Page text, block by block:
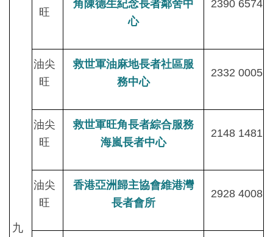
九
旺
角陳德生紀念長者鄰舍中
心
2390 6574
油尖
旺
救世軍油麻地長者社區服
務中心
2332 0005
油尖
旺
救世軍旺角長者綜合服務
海嵐長者中心
2148 1481
油尖
旺
香港亞洲歸主協會維港灣
長者會所
2928 4008